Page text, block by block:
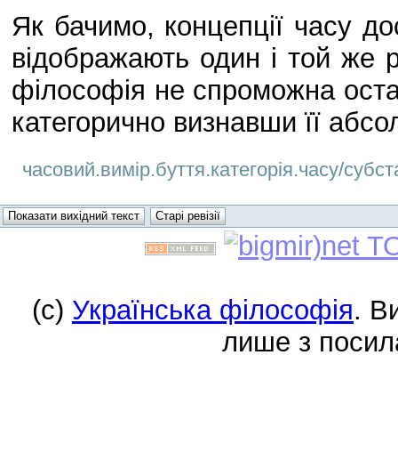
Як бачимо, концепції часу
відображають один і той же
філософія не спроможна
категорично визнавши її
часовий.вимір.буття.категорія.часу/
(c) Українська філософія.
лише з